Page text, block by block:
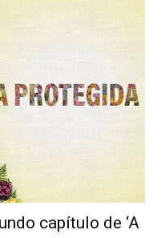
capítulo de ‘A